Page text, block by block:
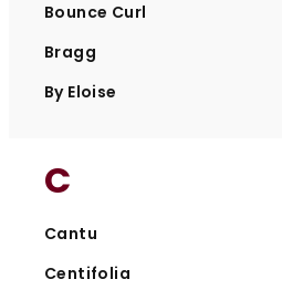
Bounce Curl
Bragg
By Eloise
C
Cantu
Centifolia